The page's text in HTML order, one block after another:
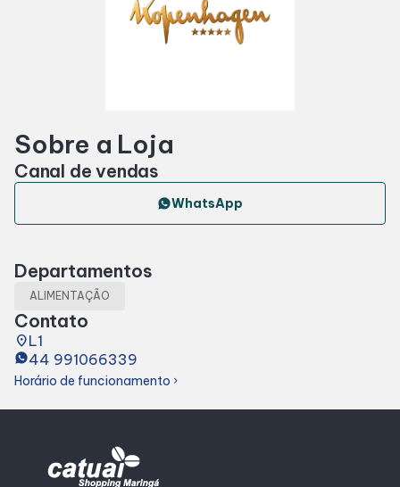
Cinema
Lojas e Restaurantes
Lojas
Alimentação
Programa de benefícios
Sobre a Loja
Canal de vendas
WhatsApp
Departamentos
ALIMENTAÇÃO
Contato
placeL1
44 991066339
Horário de funcionamento chevron_right